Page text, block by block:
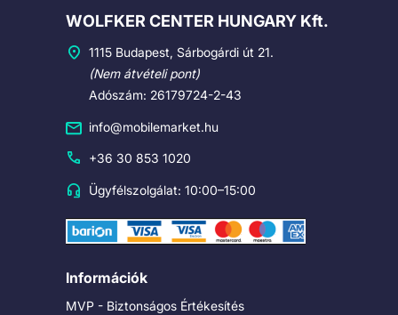
Cégadatok
WOLFKER CENTER HUNGARY Kft.
1115 Budapest, Sárbogárdi út 21.
(Nem átvételi pont)
Adószám: 26179724-2-43
info@mobilemarket.hu
+36 30 853 1020
Ügyfélszolgálat: 10:00–15:00
Információk
MVP - Biztonságos Értékesítés